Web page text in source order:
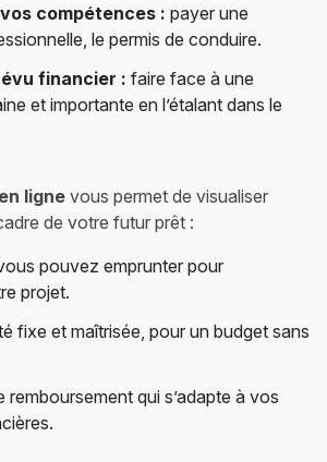
compétences : payer une
le permis de conduire.
financier : faire face à une
et importante en l’étalant dans le
ligne vous permet de visualiser
de votre futur prêt :
pouvez emprunter pour
projet.
fixe et maîtrisée, pour un budget sans
remboursement qui s’adapte à vos